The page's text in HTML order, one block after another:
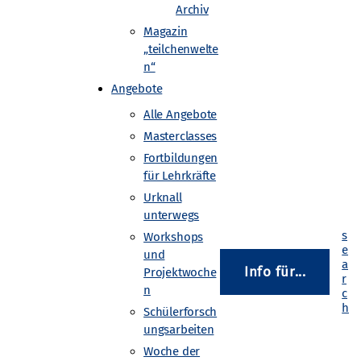
Archiv
Magazin
„teilchenwelte
n“
Angebote
Alle Angebote
Masterclasses
Fortbildungen
für Lehrkräfte
Urknall
unterwegs
Workshops
und
Projektwoche
n
Schülerforsch
ungsarbeiten
Woche der
Info für...
möglich. Wurden mit
an. Ziel des Workshops
erfahren die Teilnehmenden,
Masterclass durchführen
Ihren lokalen Standort-Kontakt
eine Veranstaltung für